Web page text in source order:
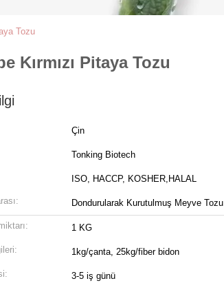
Tozu
Kırmızı Pitaya Tozu
Çin
Tonking Biotech
ISO, HACCP, KOSHER,HALAL
Dondurularak Kurutulmuş Meyve Tozu
1 KG
1kg/çanta, 25kg/fiber bidon
3-5 iş günü